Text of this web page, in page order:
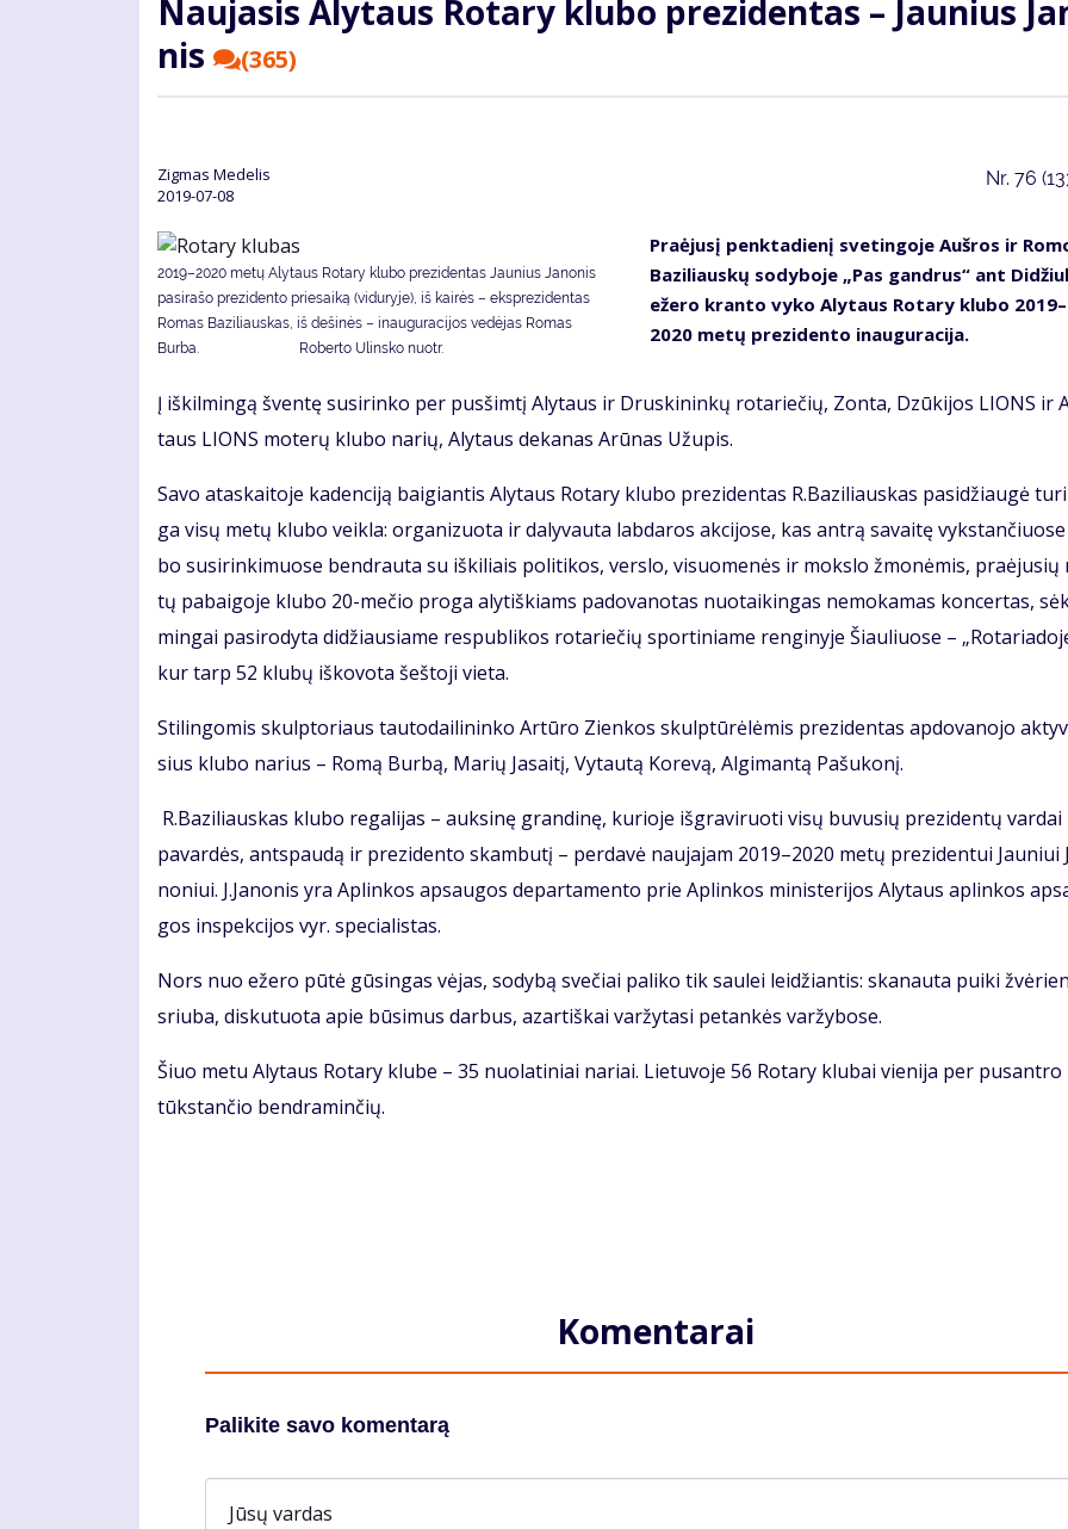
Nau­ja­sis Aly­taus Ro­ta­ry klu­bo pre­zi­den­tas – Jau­nius
nis
(365)
Zig­mas Me­de­lis
2019-07-08
Nr. 76
2019–2020 metų Alytaus Rotary klubo prezidentas Jaunius Janonis
pasirašo prezidento priesaiką (viduryje), iš kairės – eksprezidentas
Romas Baziliauskas, iš dešinės – inauguracijos vedėjas Romas
Burba. Roberto Ulinsko nuotr.
Pra­ėju­sį penk­ta­die­nį sve­tin­go­je Auš­ros ir
Ba­zi­liaus­kų so­dy­bo­je „Pas gan­drus“ ant
eže­ro kran­to vy­ko Aly­taus Ro­ta­ry klu­bo 2019–
2020 me­tų pre­zi­den­to inau­gu­ra­ci­ja.
Į iš­kil­min­gą šven­tę su­si­rin­ko per pus­šim­tį Aly­taus ir Drus­ki­nin­kų ro­ta­rie­čių, Zon­ta, Dzū­ki­jos LIONS ir
taus LIONS mo­te­rų klu­bo na­rių, Aly­taus de­ka­nas Arū­nas Už­upis.
Sa­vo ata­skai­to­je ka­den­ci­ją bai­gian­tis Aly­taus Ro­ta­ry klu­bo pre­zi­den­tas R.Ba­zi­liaus­kas pa­si­džiau­gė
ga vi­sų me­tų klu­bo veik­la: or­ga­ni­zuo­ta ir da­ly­vau­ta lab­da­ros ak­ci­jo­se, kas an­trą sa­vai­tę
bo su­si­rin­ki­muo­se ben­drau­ta su iš­ki­liais po­li­ti­kos, ver­slo, vi­suo­me­nės ir moks­lo žmo­nė­mis,
tų pa­bai­go­je klu­bo 20-me­čio pro­ga aly­tiš­kiams pa­do­va­no­tas nuo­tai­kin­gas ne­mo­ka­mas kon­cer­tas,
min­gai pa­si­ro­dy­ta di­džiau­sia­me res­pub­li­kos ro­ta­rie­čių spor­ti­nia­me ren­gi­ny­je Šiau­liuo­se –
kur tarp 52 klu­bų iš­ko­vo­ta šeš­to­ji vie­ta.
Sti­lin­go­mis skulp­to­riaus tau­to­dai­li­nin­ko Ar­tū­ro Zien­kos skulp­tū­rė­lė­mis pre­zi­den­tas ap­do­va­no­jo
sius klu­bo na­rius – Ro­mą Bur­bą, Ma­rių Ja­sai­tį, Vy­tau­tą Ko­re­vą, Al­gi­man­tą Pa­šu­ko­nį.
R.Ba­zi­liaus­kas klu­bo re­ga­li­jas – auk­si­nę gran­di­nę, ku­rio­je iš­gra­vi­ruo­ti vi­sų bu­vu­sių pre­zi­den­tų var­dai
pa­var­dės, ant­spau­dą ir pre­zi­den­to skam­bu­tį – per­da­vė nau­ja­jam 2019–2020 me­tų pre­zi­den­tui Jauniui
no­niui. J.Ja­no­nis yra Ap­lin­kos ap­sau­gos de­par­ta­men­to prie Ap­lin­kos mi­nis­te­ri­jos Aly­taus ap­lin­kos
gos ins­pek­ci­jos vyr. spe­cia­lis­tas.
Nors nuo eže­ro pū­tė gū­sin­gas vė­jas, so­dy­bą sve­čiai pa­li­ko tik sau­lei lei­džian­tis: ska­nau­ta pui­ki
sriu­ba, dis­ku­tuo­ta apie bū­si­mus dar­bus, azar­tiš­kai var­žy­ta­si pe­tan­kės var­žy­bo­se.
Šiuo me­tu Aly­taus Ro­ta­ry klu­be – 35 nuo­la­ti­niai na­riai. Lie­tu­vo­je 56 Ro­ta­ry klu­bai vie­ni­ja per pus­an­tro
tūks­tan­čio ben­dra­min­čių.
Komentarai
Palikite savo komentarą
Jūsų vardas